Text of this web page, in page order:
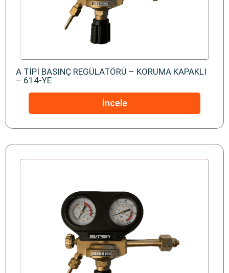
A TİPİ BASINÇ REGÜLATÖRÜ – KORUMA KAPAKLI
– 614-YE
İncele